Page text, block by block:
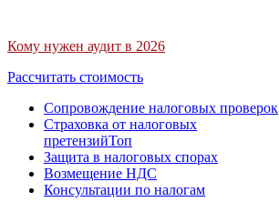
Кому нужен аудит в 2026
Рассчитать стоимость
Сопровождение налоговых проверок
Страховка от налоговых
претензийТоп
Защита в налоговых спорах
Возмещение НДС
Консультации по налогам